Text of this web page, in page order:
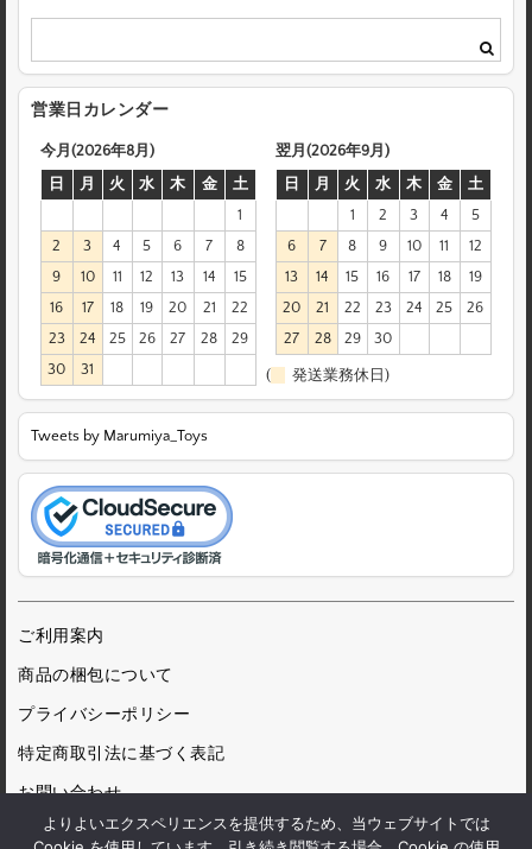
営業日カレンダー
今月(2026年8月)
日
月 火 水 木 金
土
1
2
3 4 5 6 7
8
9
10 11 12 13 14
15
16
17 18 19 20 21
22
23
24 25 26 27 28
29
30
31
翌月(2026年9月)
日
月 火 水 木 金
土
1
2 3 4
5
6
7 8 9 10 11
12
13
14 15 16 17 18
19
20
21 22 23 24 25
26
27
28 29 30
( 発送業務休日)
Tweets by Marumiya_Toys
ご利用案内
商品の梱包について
プライバシーポリシー
特定商取引法に基づく表記
お問い合わせ
よりよいエクスペリエンスを提供するため、当ウェブサイトでは